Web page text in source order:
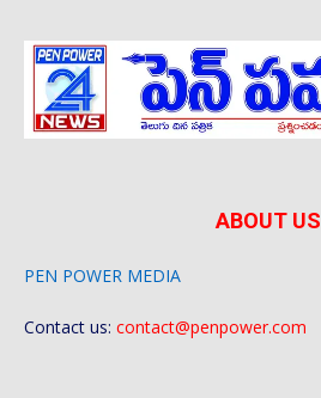
ABOUT US
PEN POWER MEDIA
Contact us: contact@penpower.com